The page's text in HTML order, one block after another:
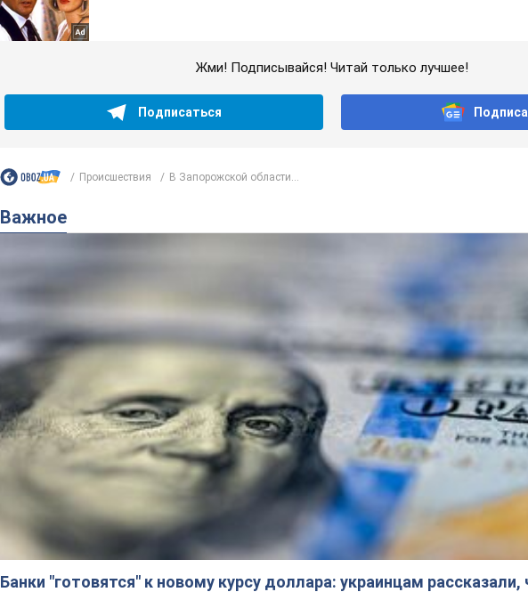
Жми! Подписывайся! Читай только лучшее!
Подписаться
Происшествия В Запорожской области...
Важное
Банки "готовятся" к новому курсу доллара: украинцам